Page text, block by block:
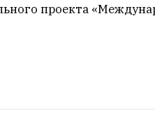
проекта